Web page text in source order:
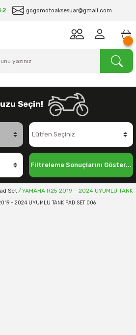
gogomotoaksesuar@gmail.com
Seçin!
Filtreleme Sonuçlarını Göster...
Set YAMAHA R25 2019 - 2024 UYUMLU TANK